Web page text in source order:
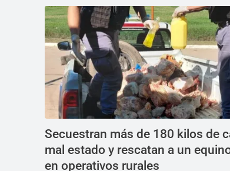
Secuestran más de 180 kilos de
mal estado y rescatan a un
en operativos rurales